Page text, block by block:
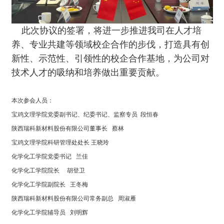
此次协议的签署，将进一步推进我司在人才培
养、专业共建等领域校企合作的步伐，打造具有创
新性、示范性、引领性的校企合作基地，为公司对
技术人才的吸纳和培养做出重要贡献。
本次参会人员：
宝鸡文理学院党委副书记、纪委书记、监察专员 段恒春
陕西瑞科新材料股份有限公司董事长 蔡林
宝鸡文理学院科研管理处处长 王晓玲
化学化工学院党委书记 兰佳
化学化工学院院长 胡登卫
化学化工学院副院长 王冬梅
陕西瑞科新材料股份有限公司常务副总 周淑雁
化学化工学院辅导员 刘明辉